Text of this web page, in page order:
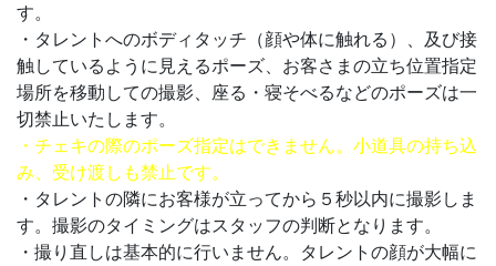
す。
・タレントへのボディタッチ（顔や体に触れる）、及び接
触しているように見えるポーズ、お客さまの立ち位置指定
場所を移動しての撮影、座る・寝そべるなどのポーズは一
切禁止いたします。
・チェキの際のポーズ指定はできません。小道具の持ち込
み、受け渡しも禁止です。
・タレントの隣にお客様が立ってから５秒以内に撮影しま
す。撮影のタイミングはスタッフの判断となります。
・撮り直しは基本的に行いません。タレントの顔が大幅に